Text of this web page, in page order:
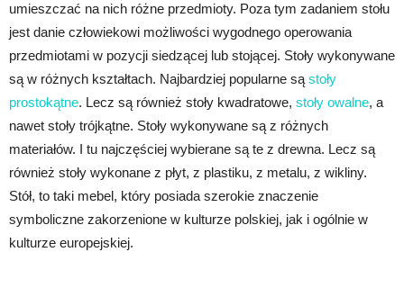
umieszczać na nich różne przedmioty. Poza tym zadaniem stołu
jest danie człowiekowi możliwości wygodnego operowania
przedmiotami w pozycji siedzącej lub stojącej. Stoły wykonywane
są w różnych kształtach. Najbardziej popularne są stoły
prostokątne. Lecz są również stoły kwadratowe, stoły owalne, a
nawet stoły trójkątne. Stoły wykonywane są z różnych
materiałów. I tu najczęściej wybierane są te z drewna. Lecz są
również stoły wykonane z płyt, z plastiku, z metalu, z wikliny.
Stół, to taki mebel, który posiada szerokie znaczenie
symboliczne zakorzenione w kulturze polskiej, jak i ogólnie w
kulturze europejskiej.